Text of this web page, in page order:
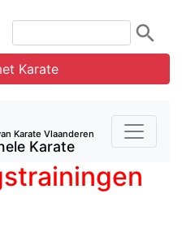
Karate
Karate Vlaanderen
Karate